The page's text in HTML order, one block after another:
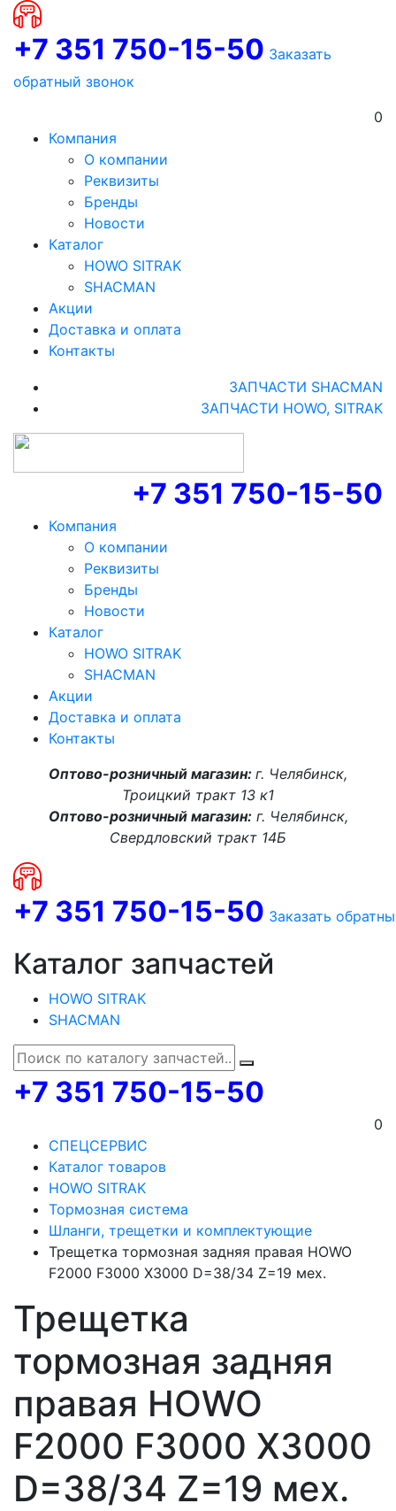
+7 351 750-15-50 Заказать
обратный звонок
0
Компания
О компании
Реквизиты
Бренды
Новости
Каталог
HOWO SITRAK
SHACMAN
Акции
Доставка и оплата
Контакты
ЗАПЧАСТИ SHACMAN
ЗАПЧАСТИ HOWO, SITRAK
+7 351 750-15-50
Компания
О компании
Реквизиты
Бренды
Новости
Каталог
HOWO SITRAK
SHACMAN
Акции
Доставка и оплата
Контакты
Оптово-розничный магазин: г. Челябинск,
Троицкий тракт 13 к1
Оптово-розничный магазин:г. Челябинск,
Свердловский тракт 14Б
+7 351 750-15-50 Заказать
Каталог запчастей
HOWO SITRAK
SHACMAN
+7 351 750-15-50
0
СПЕЦСЕРВИС
Каталог товаров
HOWO SITRAK
Тормозная система
Шланги, трещетки и комплектующие
Трещетка тормозная задняя правая HOWO
F2000 F3000 X3000 D=38/34 Z=19 мех.
Трещетка
тормозная задняя
правая HOWO
F2000 F3000 X3000
D=38/34 Z=19 мех.